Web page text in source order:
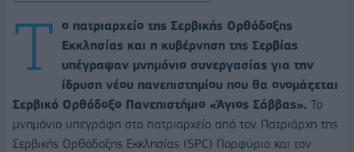
Τ
ο πατριαρχείο της Σερβικής Ορθόδοξης
Εκκλησίας και η κυβέρνηση της Σερβίας
υπέγραψαν μνημόνιο συνεργασίας για την
ίδρυση νέου πανεπιστημίου που θα ονομάζεται
Σερβικό Ορθόδοξο Πανεπιστήμιο «Άγιος Σάββας». Το
μνημόνιο υπεγράφη στο πατριαρχείο από τον Πατριάρχη της
Σερβικής Ορθόδοξης Εκκλησίας (SPC) Πορφύριο και τον